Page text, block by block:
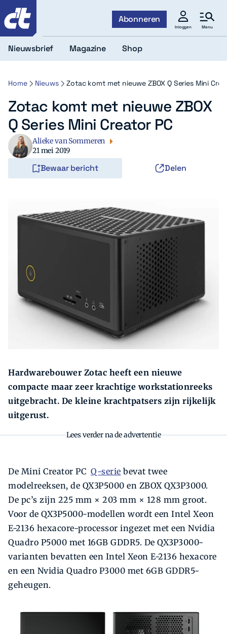
Abonneren
Inloggen Menu
Nieuwsbrief Magazine Shop
Home Nieuws Zotac komt met nieuwe ZBOX Q Series Mini
Zotac komt met nieuwe ZBOX
Q Series Mini Creator PC
Alieke van Sommeren
21 mei 2019
Bewaar bericht Delen
Hardwarebouwer Zotac heeft een nieuwe
compacte maar zeer krachtige workstationreeks
uitgebracht. De kleine krachtpatsers zijn rijkelijk
uitgerust.
Lees verder na de advertentie
De Mini Creator PC Q-serie bevat twee
modelreeksen, de QX3P5000 en ZBOX QX3P3000.
De pc’s zijn 225 mm × 203 mm × 128 mm groot.
Voor de QX3P5000-modellen wordt een Intel Xeon
E-2136 hexacore-processor ingezet met een Nvidia
Quadro P5000 met 16GB GDDR5. De QX3P3000-
varianten bevatten een Intel Xeon E-2136 hexacore
en een Nvidia Quadro P3000 met 6GB GDDR5-
geheugen.